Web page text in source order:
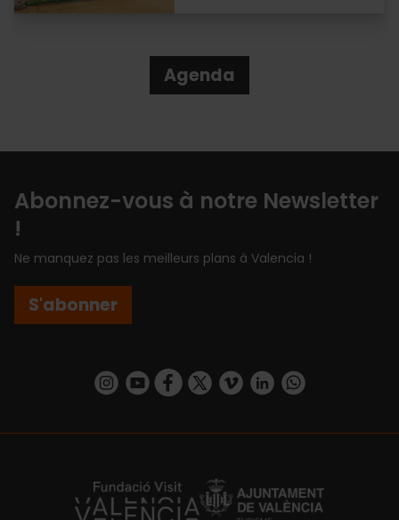
Agenda
Abonnez-vous à notre Newsletter
!
Ne manquez pas les meilleurs plans à Valencia !
S'abonner
https://www.instagram.com/visit_valencia/
https://www.youtube.com/user/
https://www.facebook.com/
https://twitter.com/
https://vimeo.com/
https://www.linkedin.com/company/turismo-valencia/https://api.whatsapp.com/send/
https://fundacion.visitvalencia.com/